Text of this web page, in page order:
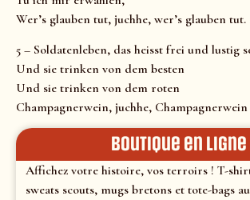
Wer’s glauben tut, juchhe, wer’s glauben tut.
5 – Soldatenleben, das heisst frei und lustig
Und sie trinken von dem besten
Und sie trinken von dem roten
Champagnerwein, juchhe, Champagnerwein
Boutique en ligne
Affichez votre histoire, vos terroirs ! T-
sweats scouts, mugs bretons et tote-bags